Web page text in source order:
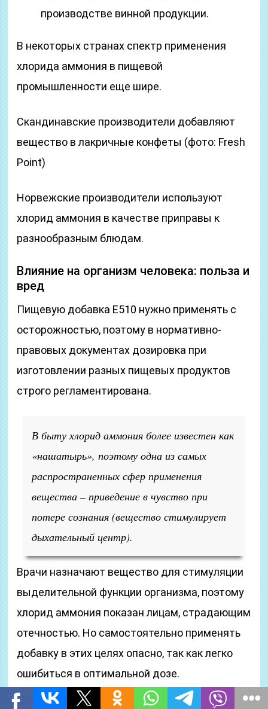
производстве винной продукции.
В некоторых странах спектр применения
хлорида аммония в пищевой
промышленности еще шире.
Скандинавские производители добавляют
вещество в лакричные конфеты (фото: Fresh
Point)
Норвежские производители используют
хлорид аммония в качестве приправы к
разнообразным блюдам.
Влияние на организм человека: польза и
вред
Пищевую добавка Е510 нужно применять с
осторожностью, поэтому в нормативно-
правовых документах дозировка при
изготовлении разных пищевых продуктов
строго регламентирована.
В быту хлорид аммония более известен как
«нашатырь», поэтому одна из самых
распространенных сфер применения
вещества – приведение в чувство при
потере сознания (вещество стимулирует
дыхательный центр).
Врачи назначают вещество для стимуляции
выделительной функции организма, поэтому
хлорид аммония показан лицам, страдающим
отечностью. Но самостоятельно применять
добавку в этих целях опасно, так как легко
ошибиться в оптимальной дозе.